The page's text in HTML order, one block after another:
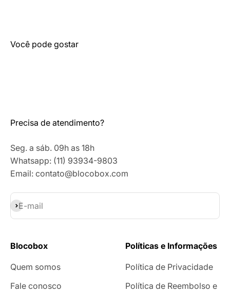
Precisa de atendimento?
Seg. a sáb. 09h as 18h
Whatsapp: (11) 93934-9803
Email: contato@blocobox.com
E-mail
Assinar
Blocobox
Quem somos
Fale conosco
Políticas e Informações
Política de Privacidade
Política de Reembolso e